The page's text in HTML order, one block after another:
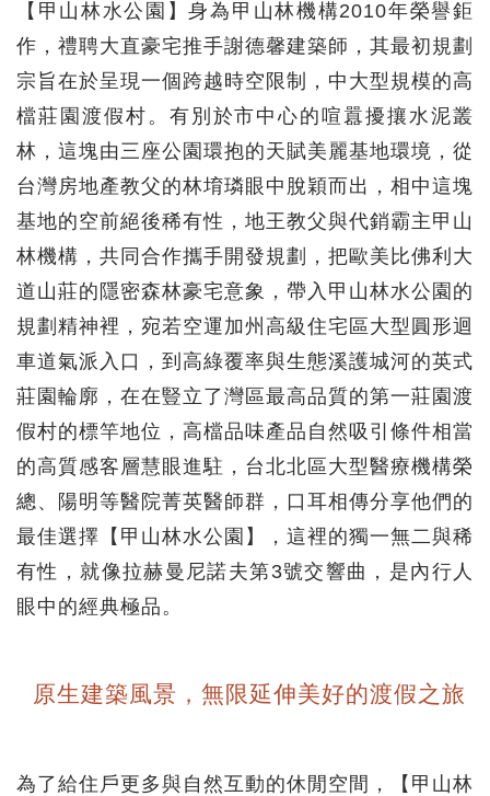
【甲山林水公園】身為甲山林機構2010年榮譽鉅
作，禮聘大直豪宅推手謝德馨建築師，其最初規劃
宗旨在於呈現一個跨越時空限制，中大型規模的高
檔莊園渡假村。有別於市中心的喧囂擾攘水泥叢
林，這塊由三座公園環抱的天賦美麗基地環境，從
台灣房地產教父的林堉璘眼中脫穎而出，相中這塊
基地的空前絕後稀有性，地王教父與代銷霸主甲山
林機構，共同合作攜手開發規劃，把歐美比佛利大
道山莊的隱密森林豪宅意象，帶入甲山林水公園的
規劃精神裡，宛若空運加州高級住宅區大型圓形迴
車道氣派入口，到高綠覆率與生態溪護城河的英式
莊園輪廓，在在豎立了灣區最高品質的第一莊園渡
假村的標竿地位，高檔品味產品自然吸引條件相當
的高質感客層慧眼進駐，台北北區大型醫療機構榮
總、陽明等醫院菁英醫師群，口耳相傳分享他們的
最佳選擇【甲山林水公園】，這裡的獨一無二與稀
有性，就像拉赫曼尼諾夫第3號交響曲，是內行人
眼中的經典極品。
原生建築風景，無限延伸美好的渡假之旅
為了給住戶更多與自然互動的休閒空間，【甲山林